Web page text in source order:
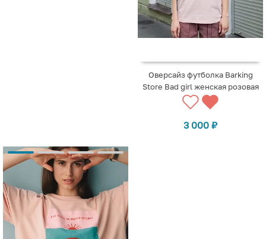
Оверсайз футболка Barking
Store Bad girl женская розовая
3 000 ₽